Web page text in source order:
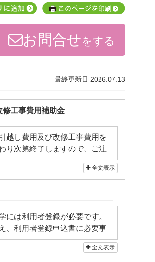
お問合せをする
最終更新日 2026.07.13
修工事費用補助金
越し費用及び改修工事費用を
り次第終了しますので、ご注
全文表示
は利用者登録が必要です。
、利用者登録申込書に必要事
込みください。
全文表示